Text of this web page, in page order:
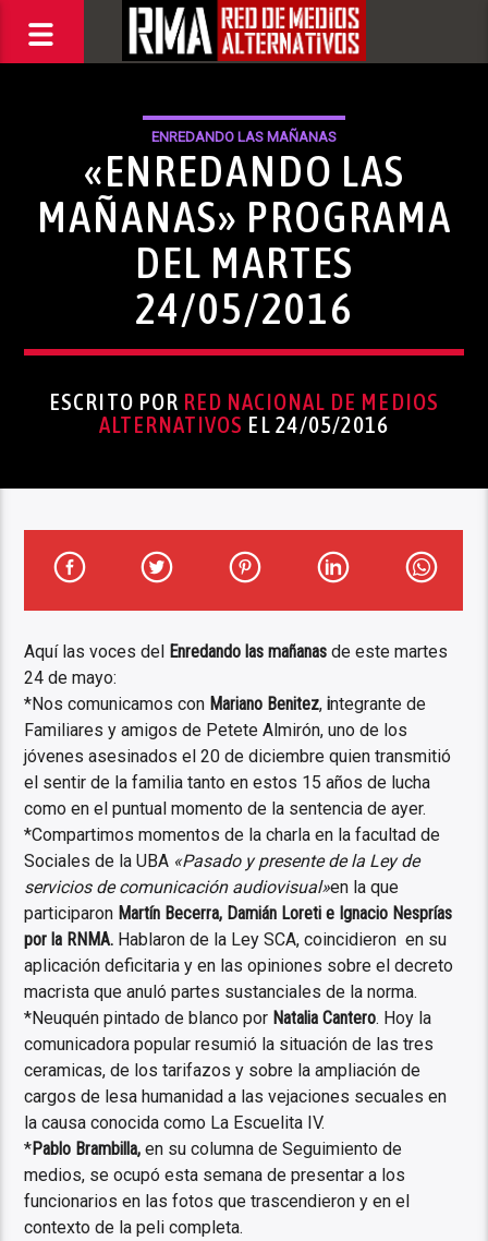
ENREDANDO LAS MAÑANAS
«ENREDANDO LAS
MAÑANAS» PROGRAMA
DEL MARTES
24/05/2016
ESCRITO POR RED NACIONAL DE MEDIOS
ALTERNATIVOS EL 24/05/2016
Aquí las voces del Enredando las mañanas de este martes
24 de mayo:
*Nos comunicamos con Mariano Benitez, integrante de
Familiares y amigos de Petete Almirón, uno de los
jóvenes asesinados el 20 de diciembre quien transmitió
el sentir de la familia tanto en estos 15 años de lucha
como en el puntual momento de la sentencia de ayer.
*Compartimos momentos de la charla en la facultad de
Sociales de la UBA «Pasado y presente de la Ley de
servicios de comunicación audiovisual»en la que
participaron Martín Becerra, Damián Loreti e Ignacio Nesprías
por la RNMA. Hablaron de la Ley SCA, coincidieron en su
aplicación deficitaria y en las opiniones sobre el decreto
macrista que anuló partes sustanciales de la norma.
*Neuquén pintado de blanco por Natalia Cantero. Hoy la
comunicadora popular resumió la situación de las tres
ceramicas, de los tarifazos y sobre la ampliación de
cargos de lesa humanidad a las vejaciones secuales en
la causa conocida como La Escuelita IV.
*Pablo Brambilla, en su columna de Seguimiento de
medios, se ocupó esta semana de presentar a los
funcionarios en las fotos que trascendieron y en el
contexto de la peli completa.